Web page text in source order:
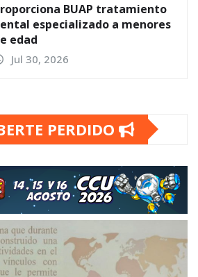
BUAP tratamiento
especializado a menores
edad
Jul 30, 2026
PERDIDO